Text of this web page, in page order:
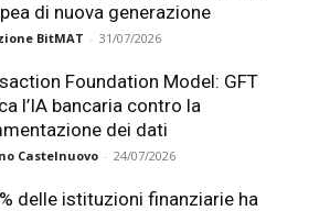
di nuova generazione
BitMAT - 31/07/2026
Foundation Model: GFT
l’IA bancaria contro la
dei dati
Castelnuovo - 24/07/2026
delle istituzioni finanziarie ha